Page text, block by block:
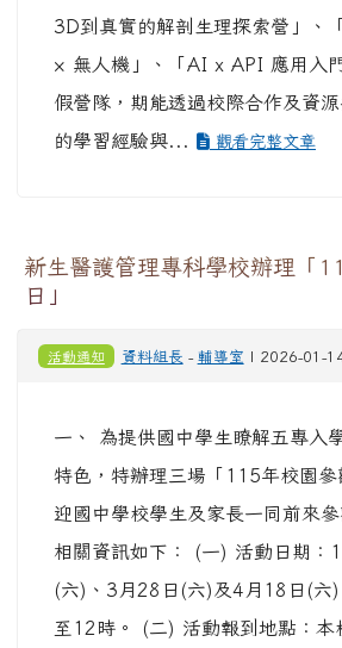
3D到真實的解剖生理探索營」、
× 無人機」、「AI x API 應用入
假營隊，期能透過校際合作及資
的學習經驗與...
觀看完整文章
新生醫護管理專科學校辦理「
日」
活動通知 資料組長 - 輔導室 | 2026-01-
一、 為提供國中學生瞭解五專入
特色，特辦理三場「115年校園參
迎國中學校學生及家長一同前來
相關資訊如下： (一) 活動日期：
(六)、3月28日(六)及4月18日(六
至12時。 (二) 活動報到地點：本